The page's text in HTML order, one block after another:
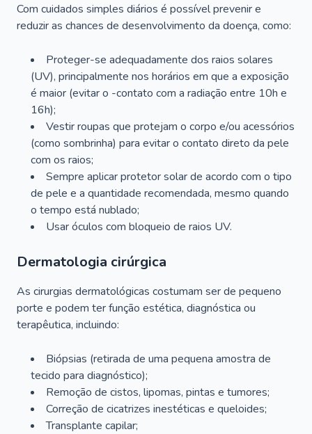
Com cuidados simples diários é possível prevenir e
reduzir as chances de desenvolvimento da doença, como:
Proteger-se adequadamente dos raios solares
(UV), principalmente nos horários em que a exposição
é maior (evitar o -contato com a radiação entre 10h e
16h);
Vestir roupas que protejam o corpo e/ou acessórios
(como sombrinha) para evitar o contato direto da pele
com os raios;
Sempre aplicar protetor solar de acordo com o tipo
de pele e a quantidade recomendada, mesmo quando
o tempo está nublado;
Usar óculos com bloqueio de raios UV.
Dermatologia cirúrgica
As cirurgias dermatológicas costumam ser de pequeno
porte e podem ter função estética, diagnóstica ou
terapêutica, incluindo:
Biópsias (retirada de uma pequena amostra de
tecido para diagnóstico);
Remoção de cistos, lipomas, pintas e tumores;
Correção de cicatrizes inestéticas e queloides;
Transplante capilar;